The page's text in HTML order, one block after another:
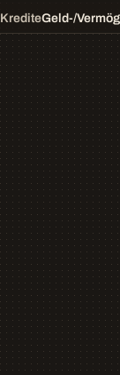
KrediteGeld-/